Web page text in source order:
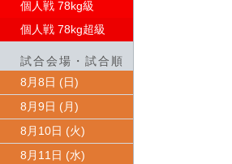
個人戦 78kg級
個人戦 78kg超級
試合会場・試合順
8月8日 (日)
8月9日 (月)
8月10日 (火)
8月11日 (水)